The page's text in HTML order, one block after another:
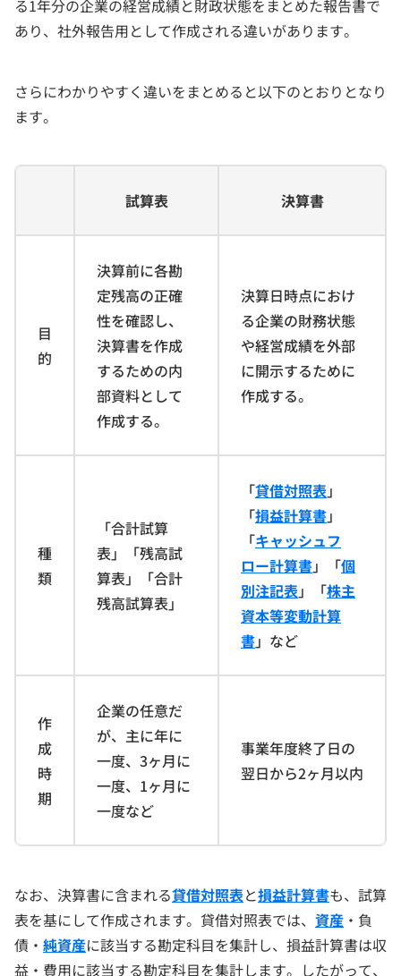
る1年分の企業の経営成績と財政状態をまとめた報告書で
あり、社外報告用として作成される違いがあります。
さらにわかりやすく違いをまとめると以下のとおりとなり
ます。
試算表 決算書
目
的
決算前に各勘
定残高の正確
性を確認し、
決算書を作成
するための内
部資料として
作成する。
決算日時点におけ
る企業の財務状態
や経営成績を外部
に開示するために
作成する。
種
類
「合計試算
表」「残高試
算表」「合計
残高試算表」
「貸借対照表 」
「損益計算書」
「キャッシュフ
ロー計算書」「個
別注記表 」「株主
資本等変動計算
書」など
作
成
時
期
企業の任意だ
が、主に年に
一度、3ヶ月に
一度、1ヶ月に
一度など
事業年度終了日の
翌日から2ヶ月以内
なお、決算書に含まれる貸借対照表と損益計算書も、試算
表を基にして作成されます。貸借対照表では、 資産 ・負
債・ 純資産に該当する勘定科目を集計し、損益計算書は収
益・費用に該当する勘定科目を集計します。したがって、